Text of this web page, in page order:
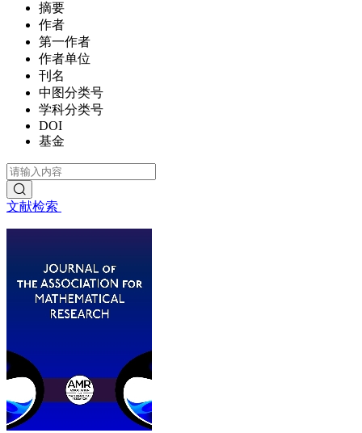
摘要
作者
第一作者
作者单位
刊名
中图分类号
学科分类号
DOI
基金
文献检索